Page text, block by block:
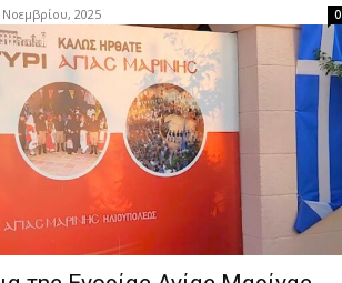
Νοεμβρίου, 2025 0